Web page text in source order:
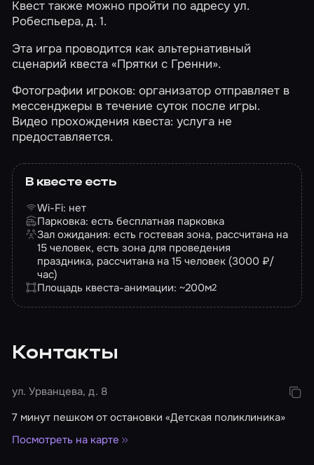
Квест также можно пройти по адресу ул.
Робеспьера, д. 1.
Эта игра проводится как альтернативный
сценарий квеста«Прятки с Гренни».
Фотографии игроков: организатор отправляет в
мессенджеры в течение суток после игры.
Видео прохождения квеста: услуга не
предоставляется.
В квесте есть
Wi-Fi: нет
Парковка: есть бесплатная парковка
Зал ожидания: есть гостевая зона, рассчитана на
15 человек, есть зона для проведения
праздника, рассчитана на 15 человек (3000 ₽/
час)
Площадь квеста-анимации: ~200м2
Контакты
ул. Урванцева, д. 8
7 минут пешком от остановки «Детская поликлиника»
Посмотреть на карте